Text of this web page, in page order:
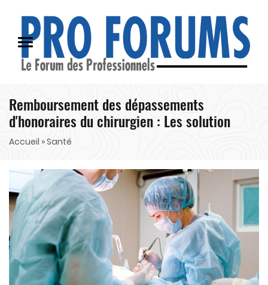
Remboursement des dépassements
d'honoraires du chirurgien : Les solution
Accueil » Santé